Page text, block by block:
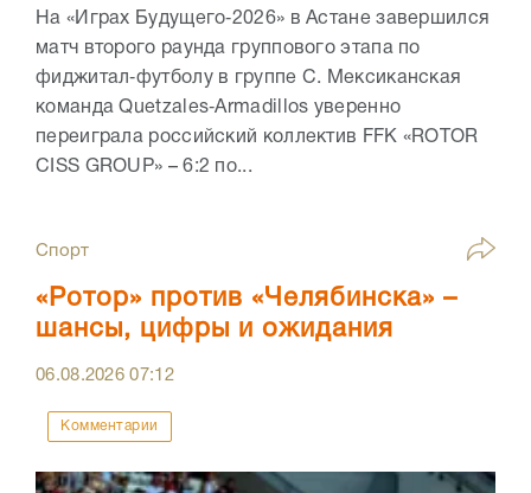
На «Играх Будущего‑2026» в Астане завершился
матч второго раунда группового этапа по
фиджитал‑футболу в группе C. Мексиканская
команда Quetzales‑Armadillos уверенно
переиграла российский коллектив FFK «ROTOR
CISS GROUP» – 6:2 по...
Спорт
«Ротор» против «Челябинска» –
шансы, цифры и ожидания
06.08.202607:12
Комментарии